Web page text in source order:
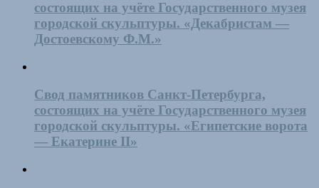
состоящих на учёте Государственного музея
городской скульптуры. «Декабристам —
Достоевскому Ф.М.»
Свод памятников Санкт-Петербурга,
состоящих на учёте Государственного музея
городской скульптуры. «Египетские ворота
— Екатерине II»